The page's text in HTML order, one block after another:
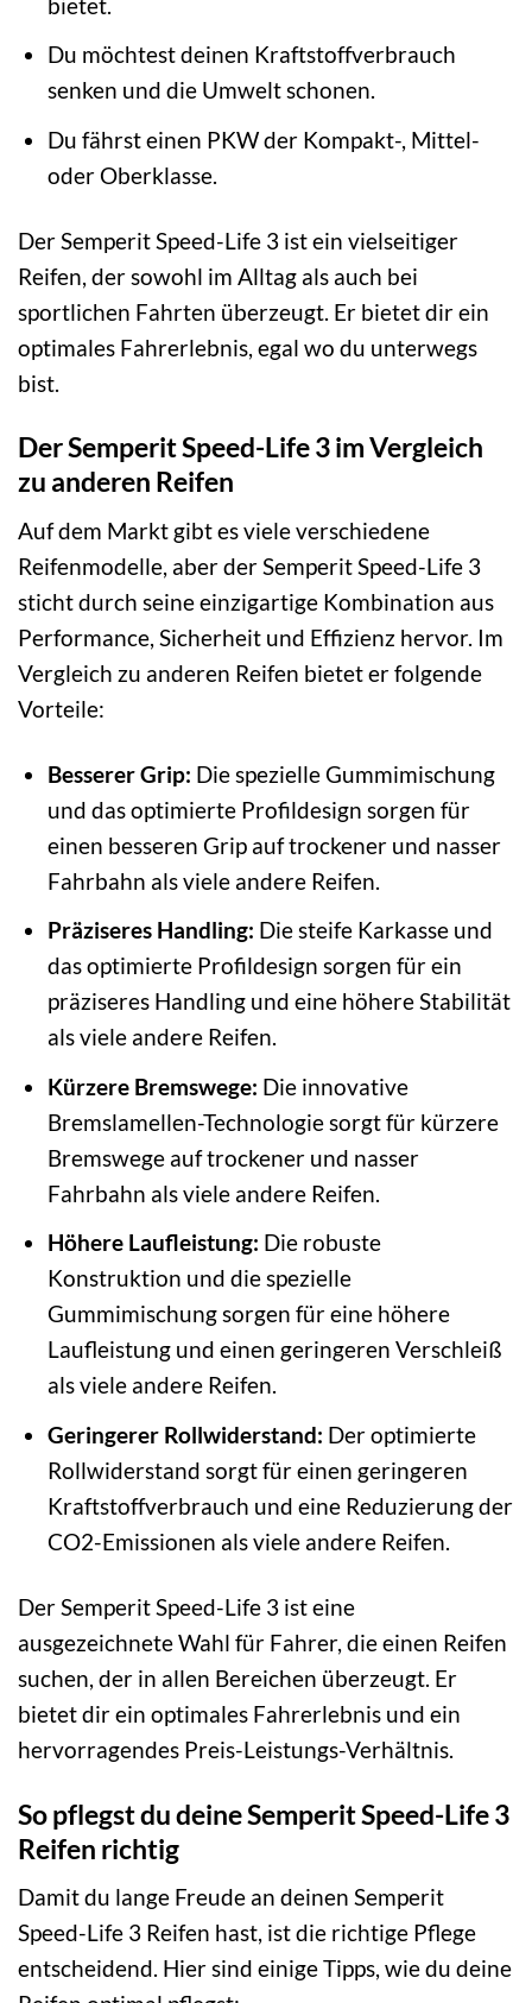
Du möchtest deinen Kraftstoffverbrauch
senken und die Umwelt schonen.
Du fährst einen PKW der Kompakt-, Mittel-
oder Oberklasse.
Der Semperit Speed-Life 3 ist ein vielseitiger
Reifen, der sowohl im Alltag als auch bei
sportlichen Fahrten überzeugt. Er bietet dir ein
optimales Fahrerlebnis, egal wo du unterwegs
bist.
Der Semperit Speed-Life 3 im Vergleich
zu anderen Reifen
Auf dem Markt gibt es viele verschiedene
Reifenmodelle, aber der Semperit Speed-Life 3
sticht durch seine einzigartige Kombination aus
Performance, Sicherheit und Effizienz hervor. Im
Vergleich zu anderen Reifen bietet er folgende
Vorteile:
Besserer Grip: Die spezielle Gummimischung
und das optimierte Profildesign sorgen für
einen besseren Grip auf trockener und nasser
Fahrbahn als viele andere Reifen.
Präziseres Handling: Die steife Karkasse und
das optimierte Profildesign sorgen für ein
präziseres Handling und eine höhere Stabilität
als viele andere Reifen.
Kürzere Bremswege: Die innovative
Bremslamellen-Technologie sorgt für kürzere
Bremswege auf trockener und nasser
Fahrbahn als viele andere Reifen.
Höhere Laufleistung: Die robuste
Konstruktion und die spezielle
Gummimischung sorgen für eine höhere
Laufleistung und einen geringeren Verschleiß
als viele andere Reifen.
Geringerer Rollwiderstand: Der optimierte
Rollwiderstand sorgt für einen geringeren
Kraftstoffverbrauch und eine Reduzierung der
CO2-Emissionen als viele andere Reifen.
Der Semperit Speed-Life 3 ist eine
ausgezeichnete Wahl für Fahrer, die einen Reifen
suchen, der in allen Bereichen überzeugt. Er
bietet dir ein optimales Fahrerlebnis und ein
hervorragendes Preis-Leistungs-Verhältnis.
So pflegst du deine Semperit Speed-Life 3
Reifen richtig
Damit du lange Freude an deinen Semperit
Speed-Life 3 Reifen hast, ist die richtige Pflege
entscheidend. Hier sind einige Tipps, wie du deine